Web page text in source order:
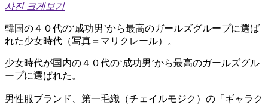
사진 크게보기
韓国の４０代の‘成功男’から最高のガールズグループに選ば
れた少女時代（写真＝マリクレール）。
少女時代が国内の４０代の‘成功男’から最高のガールズグル
ープに選ばれた。
男性服ブランド、第一毛織（チェイルモジク）の「ギャラク